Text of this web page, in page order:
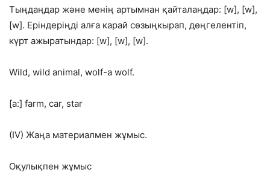
Тыңдаңдар және менің артымнан қайталаңдар: [w], [w],
[w]. Еріндеріңді алға карай сөзыңкырап, дөңгелентіп,
күрт ажыратындар: [w], [w], [w].
Wild, wild animal, wolf-a wolf.
[a:] farm, car, star
(IV) Жаңа материалмен жұмыс.
Оқулықпен жұмыс